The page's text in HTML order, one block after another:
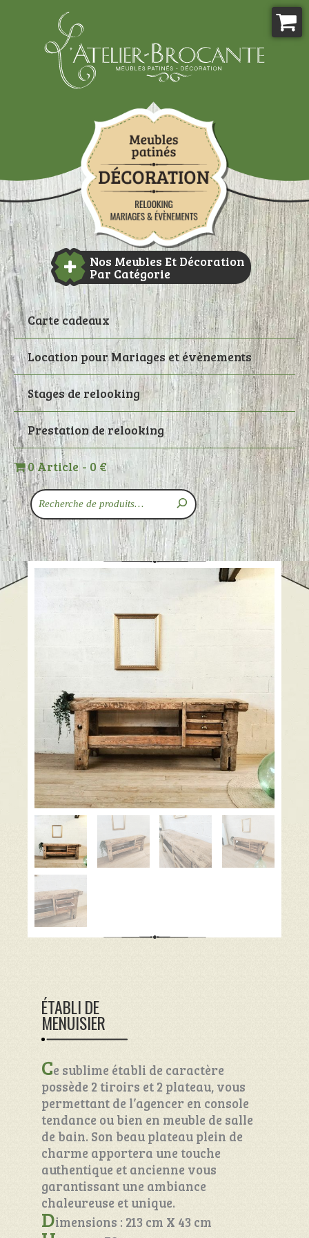
Nos Meubles Et Décoration
Par Catégorie
Carte cadeaux
Location pour Mariages et évènements
Stages de relooking
Prestation de relooking
0 Article 0 €
Recherche
Ce sublime établi de caractère
possède 2 tiroirs et 2 plateau, vous
permettant de l’agencer en console
tendance ou bien en meuble de salle
de bain. Son beau plateau plein de
charme apportera une touche
authentique et ancienne vous
garantissant une ambiance
chaleureuse et unique.
Dimensions : 213 cm X 43 cm
ÉTABLI DE
MENUISIER